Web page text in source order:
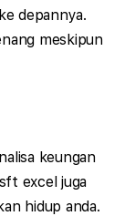
depannya.
meskipun
keungan
excel juga
hidup anda.